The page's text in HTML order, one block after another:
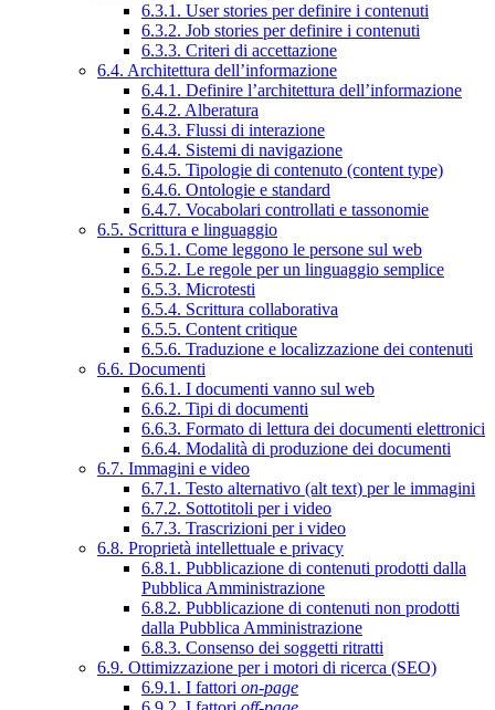
6.3.1. User stories per definire i contenuti
6.3.2. Job stories per definire i contenuti
6.3.3. Criteri di accettazione
6.4. Architettura dell’informazione
6.4.1. Definire l’architettura dell’informazione
6.4.2. Alberatura
6.4.3. Flussi di interazione
6.4.4. Sistemi di navigazione
6.4.5. Tipologie di contenuto (content type)
6.4.6. Ontologie e standard
6.4.7. Vocabolari controllati e tassonomie
6.5. Scrittura e linguaggio
6.5.1. Come leggono le persone sul web
6.5.2. Le regole per un linguaggio semplice
6.5.3. Microtesti
6.5.4. Scrittura collaborativa
6.5.5. Content critique
6.5.6. Traduzione e localizzazione dei contenuti
6.6. Documenti
6.6.1. I documenti vanno sul web
6.6.2. Tipi di documenti
6.6.3. Formato di lettura dei documenti elettronici
6.6.4. Modalità di produzione dei documenti
6.7. Immagini e video
6.7.1. Testo alternativo (alt text) per le immagini
6.7.2. Sottotitoli per i video
6.7.3. Trascrizioni per i video
6.8. Proprietà intellettuale e privacy
6.8.1. Pubblicazione di contenuti prodotti dalla
Pubblica Amministrazione
6.8.2. Pubblicazione di contenuti non prodotti
dalla Pubblica Amministrazione
6.8.3. Consenso dei soggetti ritratti
6.9. Ottimizzazione per i motori di ricerca (SEO)
6.9.1. I fattori on-page